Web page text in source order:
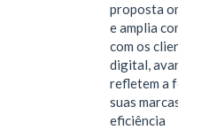
proposta
e amplia
com os clientes
digital, avanços
refletem a força
suas marcas, a
eficiência